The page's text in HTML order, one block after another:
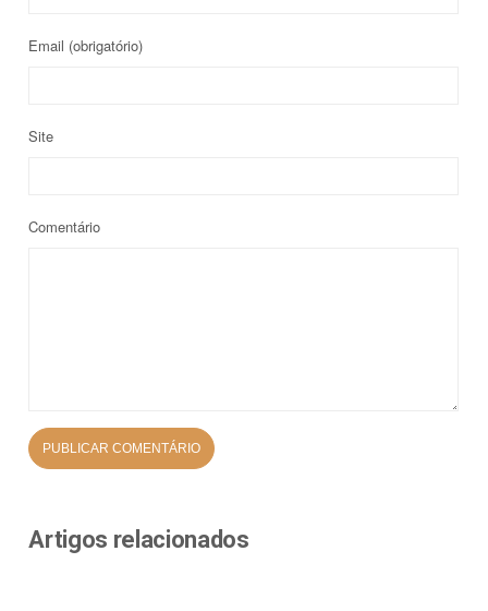
Email (obrigatório)
Site
Comentário
Artigos relacionados